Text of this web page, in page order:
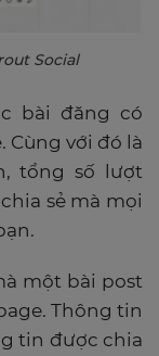
Social
bài đăng có
Cùng với đó là
tổng số lượt
sẻ mà mọi
một bài post
Thông tin
tin được chia